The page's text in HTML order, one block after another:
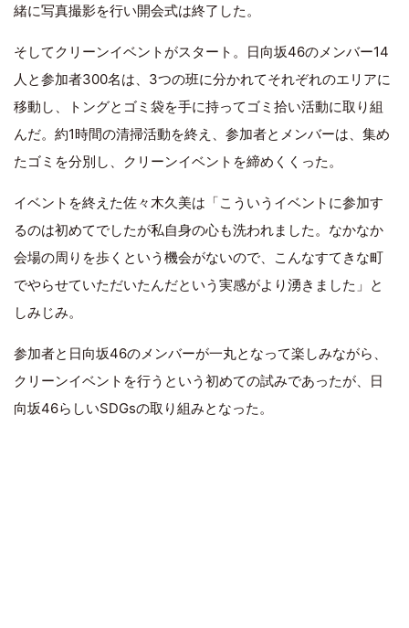
緒に写真撮影を行い開会式は終了した。
そしてクリーンイベントがスタート。日向坂46のメンバー14
人と参加者300名は、3つの班に分かれてそれぞれのエリアに
移動し、トングとゴミ袋を手に持ってゴミ拾い活動に取り組
んだ。約1時間の清掃活動を終え、参加者とメンバーは、集め
たゴミを分別し、クリーンイベントを締めくくった。
イベントを終えた佐々木久美は「こういうイベントに参加す
るのは初めてでしたが私自身の心も洗われました。なかなか
会場の周りを歩くという機会がないので、こんなすてきな町
でやらせていただいたんだという実感がより湧きました」と
しみじみ。
参加者と日向坂46のメンバーが一丸となって楽しみながら、
クリーンイベントを行うという初めての試みであったが、日
向坂46らしいSDGsの取り組みとなった。